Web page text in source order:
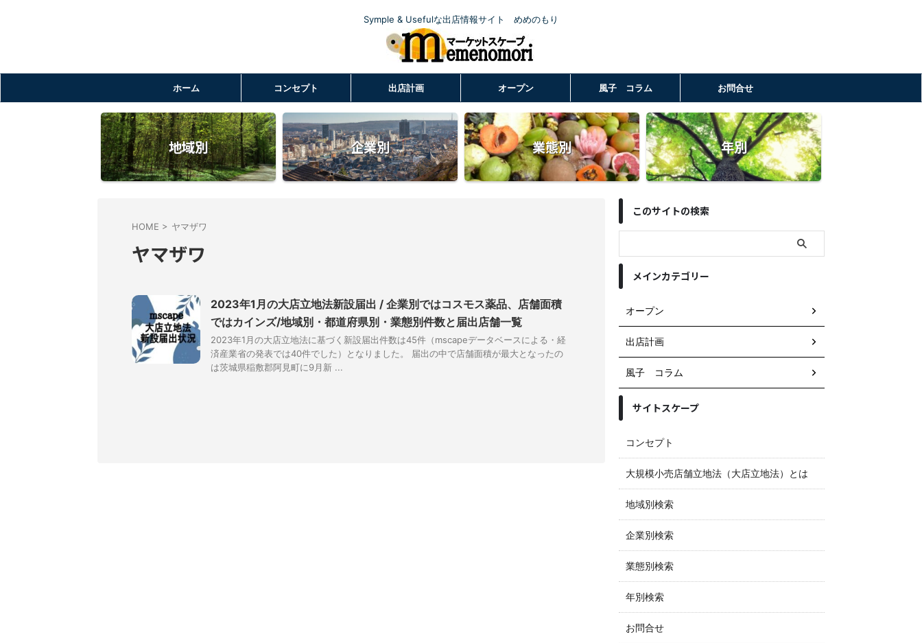
Symple & Usefulな出店情報サイト めめのもり
ホーム コンセプト 出店計画 オープン 風子 コラム お問合せ
地域別 企業別 業態別 年別
HOME > ヤマザワ
ヤマザワ
2023年1月の大店立地法新設届出 / 企業別ではコスモス薬品、店舗面積
ではカインズ/地域別・都道府県別・業態別件数と届出店舗一覧
2023年1月の大店立地法に基づく新設届出件数は45件（mscapeデータベースによる・経
済産業省の発表では40件でした）となりました。 届出の中で店舗面積が最大となったの
は茨城県稲敷郡阿見町に9月新 ...
このサイトの検索
メインカテゴリー
オープン
出店計画
風子 コラム
サイトスケープ
コンセプト
大規模小売店舗立地法（大店立地法）とは
地域別検索
企業別検索
業態別検索
年別検索
お問合せ